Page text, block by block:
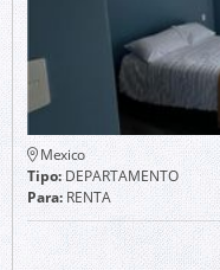
Mexico
Tipo:DEPARTAMENTO
Para:RENTA